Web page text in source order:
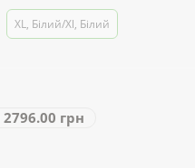
XL, Білий/Xl, Білий
2796.00 грн